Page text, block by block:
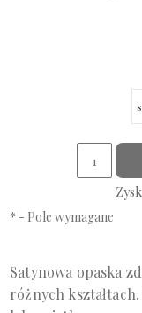
* - Pole wymagane
Satynowa opaska
różnych